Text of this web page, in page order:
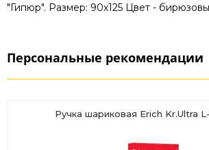
"Гипюр". Размер: 90х125 Цвет -
Персональные рекомендации
Ручка шариковая Erich Kr.Ultra